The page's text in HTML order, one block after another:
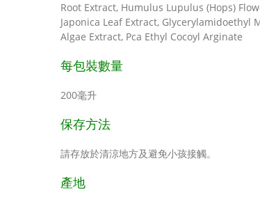
Root Extract, Humulus Lupulus (Hops)
Japonica Leaf Extract,
Algae Extract, Pca Ethyl Cocoyl Arginate
每包裝數量
200毫升
保存方法
請存放於清涼地方及避免小孩接觸。
產地